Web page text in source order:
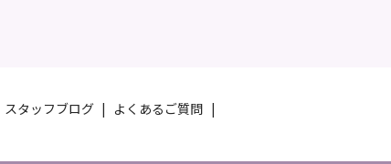
スタッフブログ
よくあるご質問